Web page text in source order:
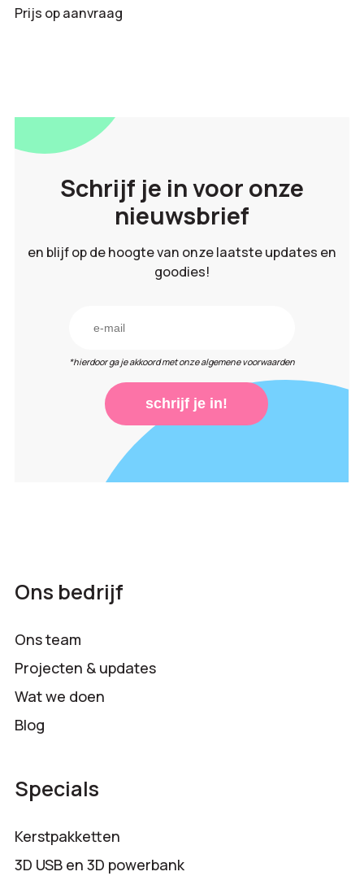
Prijs op aanvraag
Schrijf je in voor onze
nieuwsbrief
en blijf op de hoogte van onze laatste updates en
goodies!
*hierdoor ga je akkoord met onze algemene voorwaarden
schrijf je in!
Ons bedrijf
Ons team
Projecten & updates
Wat we doen
Blog
Specials
Kerstpakketten
3D USB en 3D powerbank